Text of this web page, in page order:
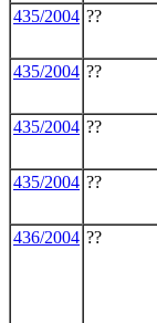
435/2004 ??
435/2004 ??
435/2004 ??
435/2004 ??
436/2004 ??